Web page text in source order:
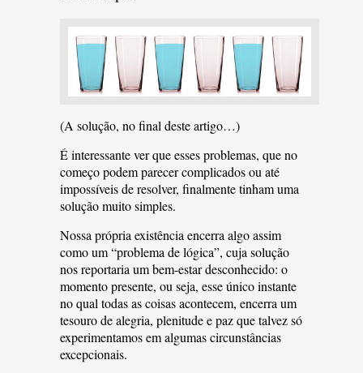
(A solução, no final deste artigo…)
É interessante ver que esses problemas, que no
começo podem parecer complicados ou até
impossíveis de resolver, finalmente tinham uma
solução muito simples.
Nossa própria existência encerra algo assim
como um “problema de lógica”, cuja solução
nos reportaria um bem-estar desconhecido: o
momento presente, ou seja, esse único instante
no qual todas as coisas acontecem, encerra um
tesouro de alegria, plenitude e paz que talvez só
experimentamos em algumas circunstâncias
excepcionais.